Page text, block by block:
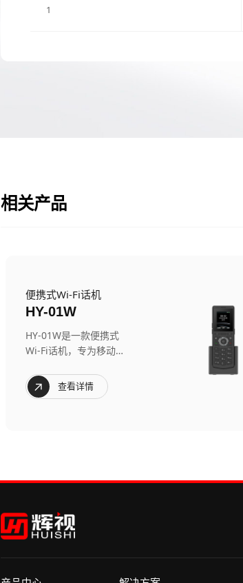
1
相关产品
便携式Wi-Fi话机
HY-01W
HY-01W是一款便携式
Wi-Fi话机，专为移动办
计。
查看详情